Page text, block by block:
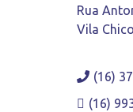
Rua
Vila
(16)
(16)